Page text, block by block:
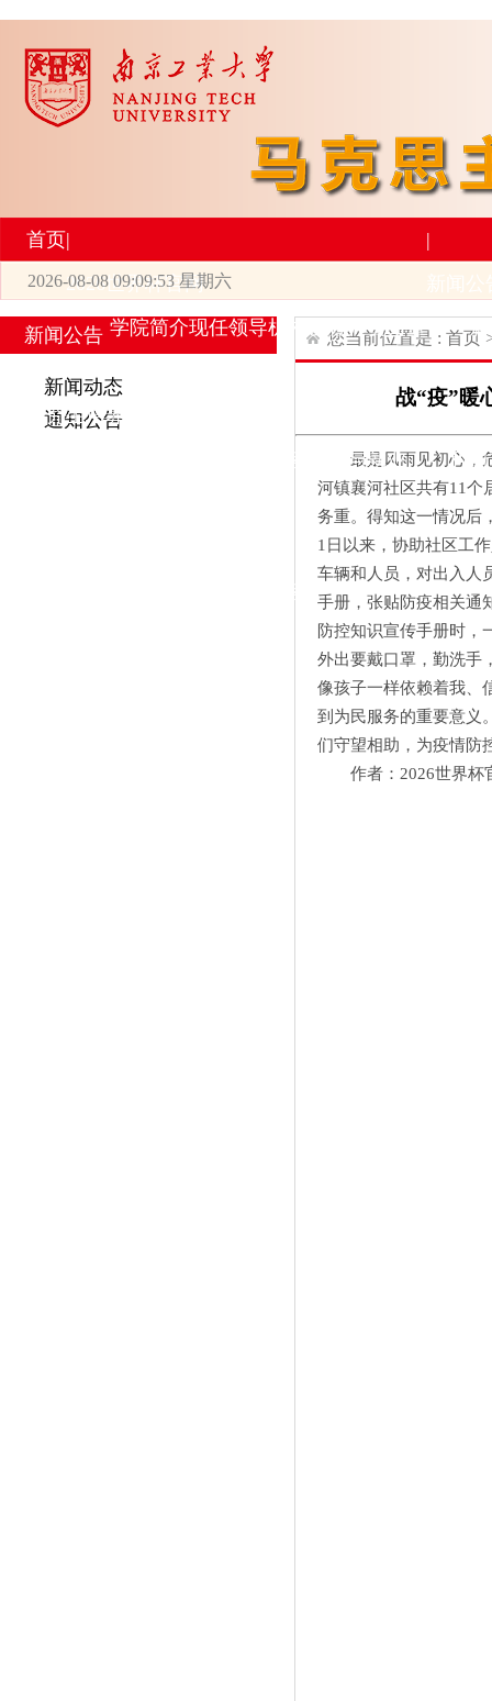
首页|
2026世界杯官网
学院简介现任领导机构设置师资力量
|
研究生培养
学生活动 招生与就业
科
工会活动
2026-08-08 09:09:54 星期六
新闻公告
新闻动态
通知公告
您当前位置是 : 首页
战“疫”暖
最是风雨见初心，
河镇襄河社区共有11个
务重。得知这一情况后
1日以来，协助社区工
车辆和人员，对出入人
手册，张贴防疫相关通
防控知识宣传手册时，
外出要戴口罩，勤洗手
像孩子一样依赖着我、
到为民服务的重要意义
们守望相助，为疫情防
作者：2026世界杯